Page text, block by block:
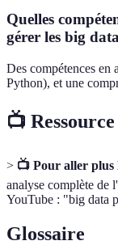
Quelles
gérer les big
Des compétences en
Python), et une
📺
> 📺 Pour aller plus
analyse complète de
YouTube : "big data
Glossaire